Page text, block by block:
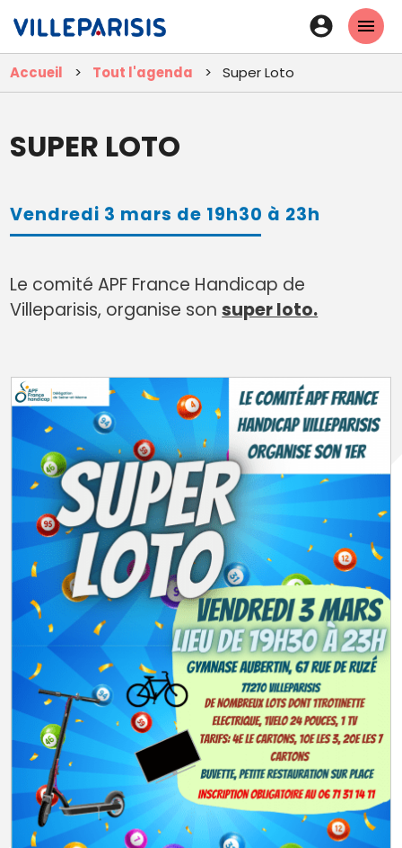
contenu
principal
En-
tête
-
Accueil Tout l'agenda Super Loto
SUPER LOTO
Vendredi 3 mars de 19h30 à 23h
Le comité APF France Handicap de
Villeparisis, organise sonsuper loto.